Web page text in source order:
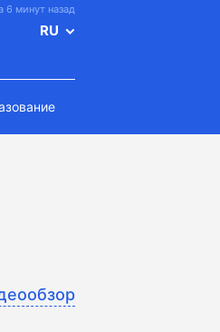
6 минут назад
RU